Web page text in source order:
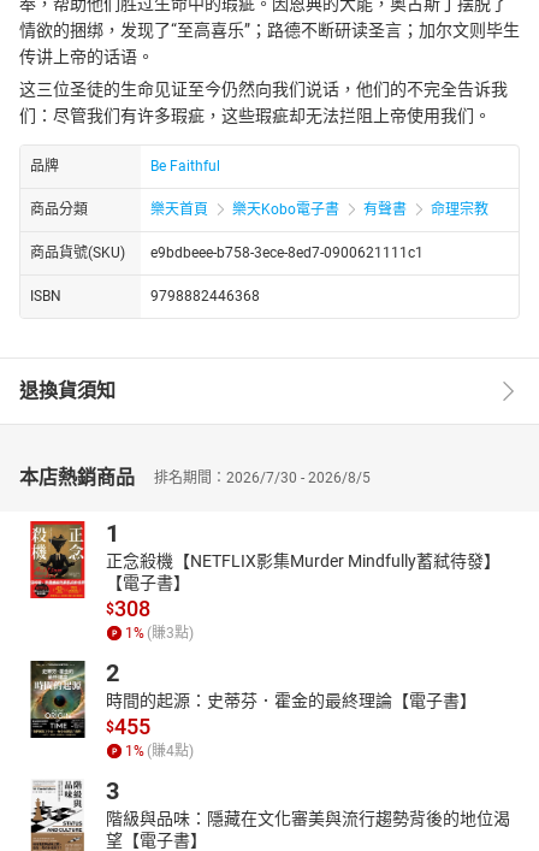
情欲的捆绑，发现了“至高喜乐”；路德不断研读圣言；加尔文则毕生
传讲上帝的话语。
这三位圣徒的生命见证至今仍然向我们说话，他们的不完全告诉我
们：尽管我们有许多瑕疵，这些瑕疵却无法拦阻上帝使用我们。
品牌 Be Faithful
商品分類 樂天首頁 樂天Kobo電子書 有聲書 命理宗教
商品貨號(SKU) e9bdbeee-b758-3ece-8ed7-0900621111c1
ISBN 9798882446368
退換貨須知
本店熱銷商品 排名期間：2026/7/30 - 2026/8/5
1
正念殺機【NETFLIX影集Murder Mindfully蓄弒待發】
【電子書】
$308
1% (賺3點)
2
時間的起源：史蒂芬．霍金的最終理論【電子書】
$455
1% (賺4點)
3
階級與品味：隱藏在文化審美與流行趨勢背後的地位渴
望【電子書】